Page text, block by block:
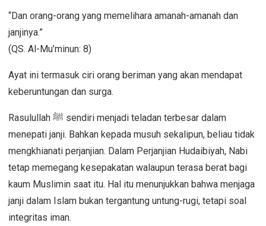
“Dan orang-orang yang memelihara amanah-amanah dan
janjinya.”
(QS. Al-Mu’minun: 8)
Ayat ini termasuk ciri orang beriman yang akan mendapat
keberuntungan dan surga.
Rasulullah ﷺ sendiri menjadi teladan terbesar dalam
menepati janji. Bahkan kepada musuh sekalipun, beliau tidak
mengkhianati perjanjian. Dalam Perjanjian Hudaibiyah, Nabi
tetap memegang kesepakatan walaupun terasa berat bagi
kaum Muslimin saat itu. Hal itu menunjukkan bahwa menjaga
janji dalam Islam bukan tergantung untung-rugi, tetapi soal
integritas iman.